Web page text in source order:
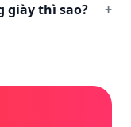
giày thì sao? +